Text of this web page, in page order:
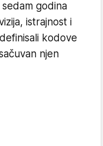
godina
istrajnost i
kodove
njen